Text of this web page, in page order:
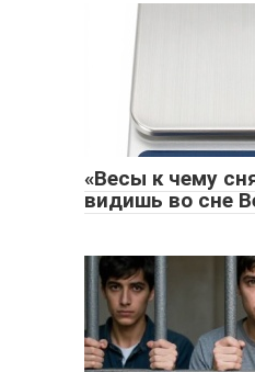
«Весы к чему
видишь во сне